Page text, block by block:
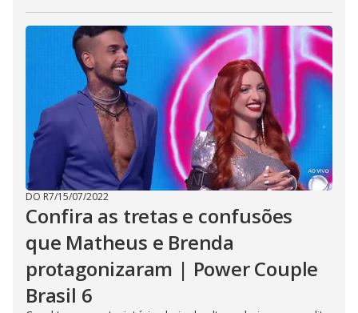
DO R7/15/07/2022
Confira as tretas e confusões
que Matheus e Brenda
protagonizaram | Power Couple
Brasil 6